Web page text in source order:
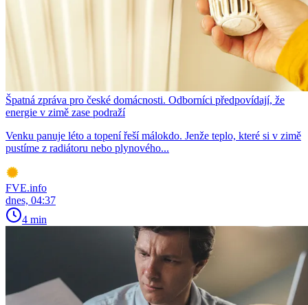
Špatná zpráva pro české domácnosti. Odborníci předpovídají, že
energie v zimě zase podraží
Venku panuje léto a topení řeší málokdo. Jenže teplo, které si v zimě
pustíme z radiátoru nebo plynového...
FVE.info
dnes, 04:37
4 min